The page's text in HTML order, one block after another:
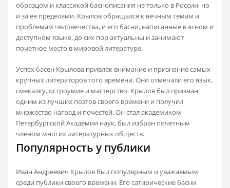
образцом и классикой баснописания не только в России, но
и за ее пределами. Крылов обращался к вечным темам и
проблемам человечества, и его басни, написанные в ясном и
доступном языке, до сих пор актуальны и занимают
почетное место в мировой литературе.
Успех басен Крылова привлек внимание и признание самых
крупных литераторов того времени. Они отмечали его язык,
смекалку, остроумие и мастерство. Крылов был признан
одним из лучших поэтов своего времени и получил
множество наград и почестей. Он стал академиком
Петербургской Академии наук, был избран почетным
членом многих литературных обществ.
Популярность у публики
Иван Андреевич Крылов был популярным и уважаемым
среди публики своего времени. Его сатирические басни